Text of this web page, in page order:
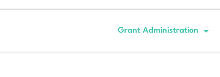
Grant Administration